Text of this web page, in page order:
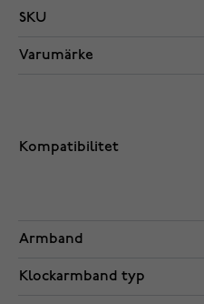
SKU
Varumärke
Kompatibilitet
Armband
Klockarmband typ